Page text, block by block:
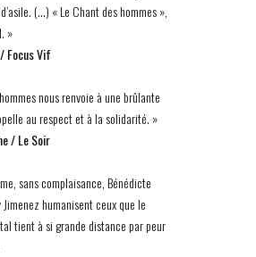
(…) « Le Chant des hommes »,
»
Focus Vif
nous renvoie à une brûlante
au respect et à la solidarité. »
/ Le Soir
sans complaisance, Bénédicte
humanisent ceux que le
tient à si grande distance par peur